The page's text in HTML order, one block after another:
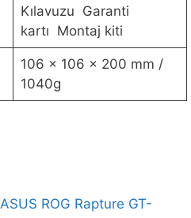
Kılavuzu Garanti
kartı Montaj kiti
106 x 106 x 200 mm /
1040g
ASUS ROG Rapture GT-